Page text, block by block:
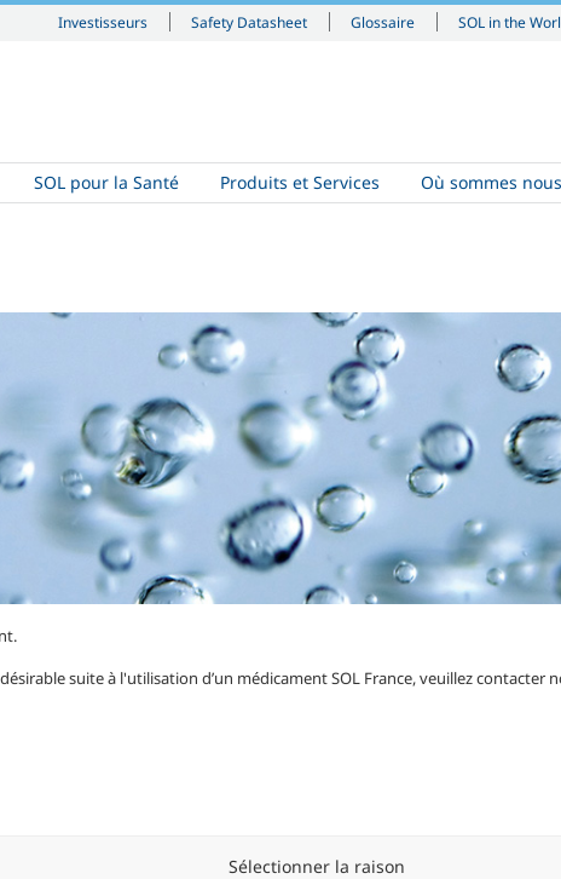
Investisseurs Safety Datasheet Glossaire SOL in the
SOL pour la Santé Produits et Services Où sommes
suite à l'utilisation d’un médicament SOL France, veuillez contacter
Sélectionner la raison